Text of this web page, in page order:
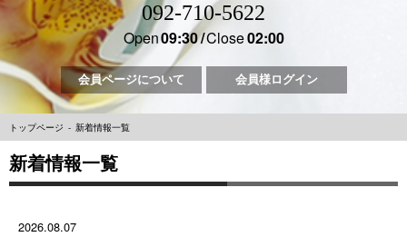
092-710-5622
Open09:30 Close02:00
会員ページについて 会員様ログイン
トップページ 新着情報一覧
新着情報一覧
2026.08.07